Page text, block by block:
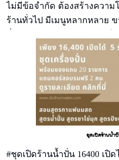
ไม่มีข้อจำกัด ต้องสร้างความ
ร้านทั่วไป มีเมนูหลากหลาย
ชุดเปิดร้านน้ำ
#ชุดเปิดร้านน้ำปั่น 16400 เปิ